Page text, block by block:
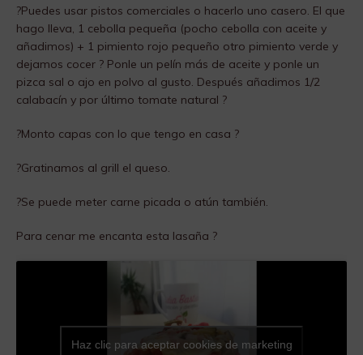
?Puedes usar pistos comerciales o hacerlo uno casero. El que
hago lleva, 1 cebolla pequeña (pocho cebolla con aceite y
añadimos) + 1 pimiento rojo pequeño otro pimiento verde y
dejamos cocer ? Ponle un pelín más de aceite y ponle un
pizca sal o ajo en polvo al gusto. Después añadimos 1/2
calabacín y por último tomate natural ?
?Monto capas con lo que tengo en casa ?
?Gratinamos al grill el queso.
?Se puede meter carne picada o atún también.
Para cenar me encanta esta lasaña ?
Haz clic para aceptar cookies de marketing